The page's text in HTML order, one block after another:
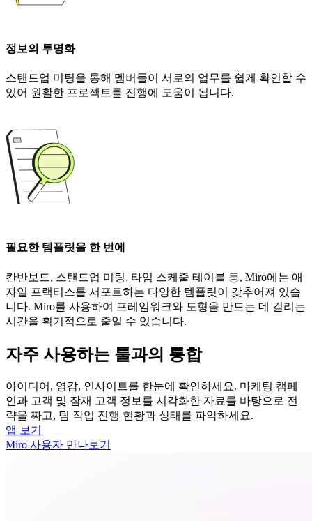
정보의 투명화
스탠드업 미팅을 통해 멤버들이 서로의 업무를 쉽게 확인할 수
있어 원활한 프로젝트를 진행에 도움이 됩니다.
필요한 템플릿을 한 번에
칸반보드, 스탠드업 미팅, 타임 스케줄 테이블 등, Miro에는 애
자일 프랙티스를 서포트하는 다양한 템플릿이 갖추어져 있습
니다. Miro를 사용하여 프레임워크와 도형을 만드는 데 걸리는
시간을 획기적으로 줄일 수 있습니다.
자주 사용하는 툴과의 통합
아이디어, 영감, 인사이트를 한눈에 확인하세요. 마케팅 캠페
인과 고객 및 잠재 고객 정보를 시각화한 자료를 바탕으로 전
략을 짜고, 팀 작업 진행 현황과 상태를 파악하세요.
앱 보기
Miro 사용자 만나보기